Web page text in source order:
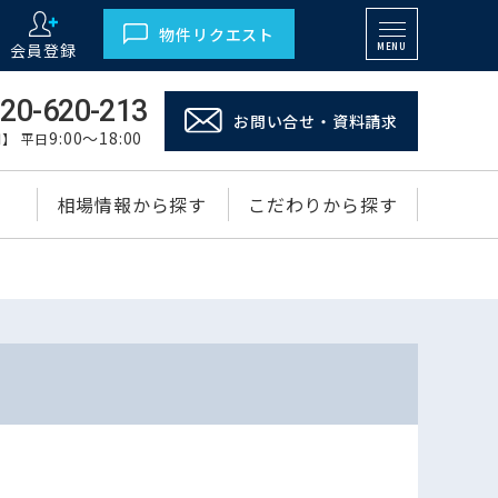
会員登録
物件リクエスト
MENU
620-213
平日9:00～18:00
お問い合せ・資料請求
相場情報から探す こだわりから探す